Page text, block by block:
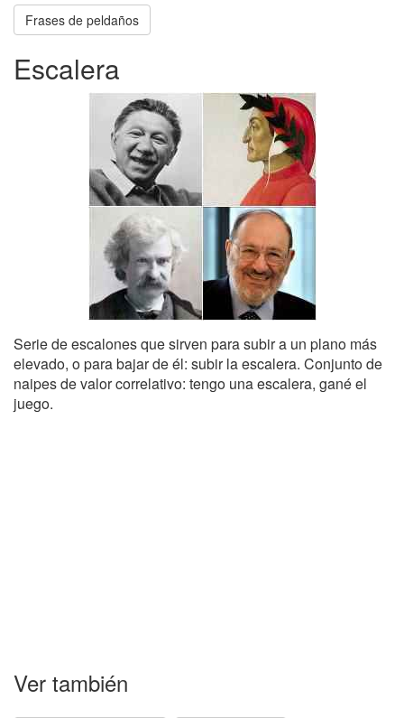
Frases de peldaños
Escalera
Serie de escalones que sirven para subir a un plano más
elevado, o para bajar de él: subir la escalera. Conjunto de
naipes de valor correlativo: tengo una escalera, gané el
juego.
Ver también